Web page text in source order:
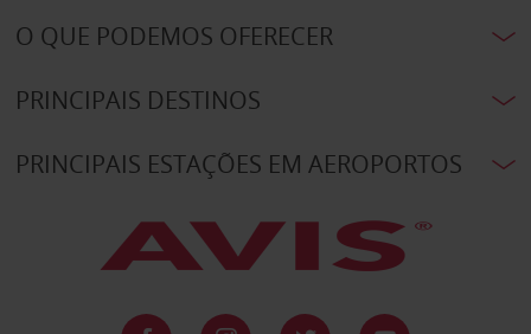
O QUE PODEMOS OFERECER
PRINCIPAIS DESTINOS
PRINCIPAIS ESTAÇÕES EM AEROPORTOS